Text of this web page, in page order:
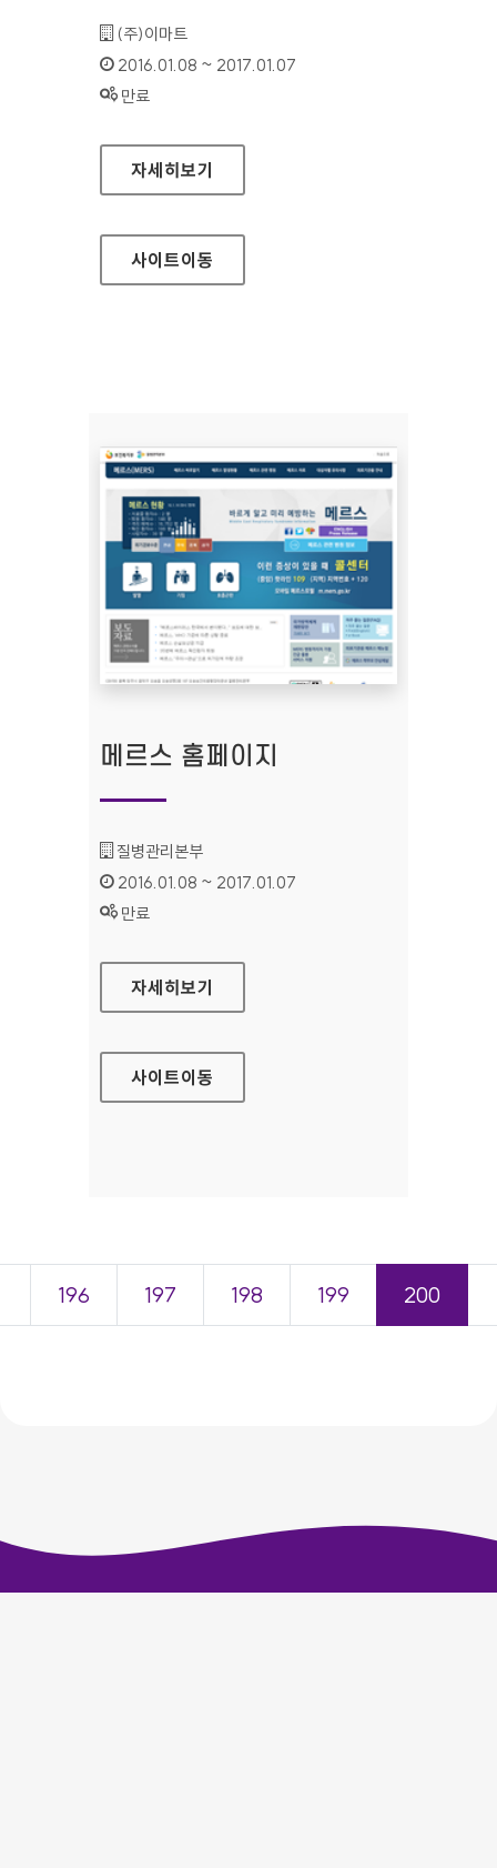
기관명 :
(주)이마트
인증기간 :
2016.01.08 ~ 2017.01.07
상태 :
만료
이마트타운(모바일웹) 홈페이지
자세히보기
사이트이동
메르스 홈페이지
기관명 :
질병관리본부
인증기간 :
2016.01.08 ~ 2017.01.07
상태 :
만료
메르스 홈페이지
자세히보기
사이트이동
196 197 198 199 200